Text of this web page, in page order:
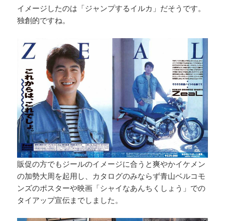
イメージしたのは「ジャンプするイルカ」だそうです。
独創的ですね。
販促の方でもジールのイメージに合うと爽やかイケメン
の加勢大周を起用し、カタログのみならず青山ベルコモ
ンズのポスターや映画「シャイなあんちくしょう」での
タイアップ宣伝までしました。